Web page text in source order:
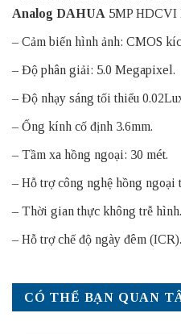
Analog DAHUA 5MP HDCVI
– Cảm biến hình ảnh: CMOS
– Độ phân giải: 5.0 Megapixel.
– Độ nhạy sáng tối thiểu
– Ống kính cố định 3.6mm.
– Tầm xa hồng ngoại: 30 mét.
– Hỗ trợ công nghệ hồng ngoại
– Thời gian thực không trễ hình.
– Hỗ trợ chế độ ngày đêm (ICR).
CÓ THỂ BẠN QUAN